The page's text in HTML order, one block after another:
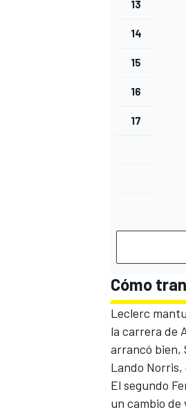
MÁS CATEGORÍAS
13
14
15
16
17
Cómo
Leclerc
la carrera de
arrancó bien,
Lando Norris,
El segundo
un cambio de